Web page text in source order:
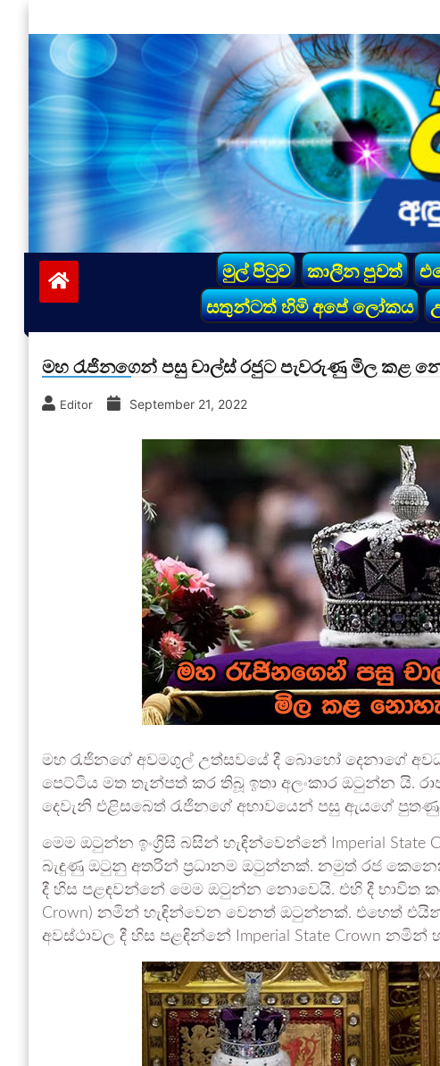
to
content
vinivida.lk
මුල් පිටුව කාලීන පුවත්
සතුන්ටත් හිමි අපේ ලෝකය
මහ රැජිනගෙන් පසු චාල්ස් රජුට පැවරුණු මිල කළ
Editor September 21, 2022
මහ රැජිනගේ අවමගුල් උත්සවයේ දී බොහෝ දෙනාගේ
පෙට්ටිය මත තැන්පත් කර තිබූ ඉතා අලංකාර ඔටුන්න යි.
දෙවැනි එළිසබෙත් රැජිනගේ අභාවයෙන් පසු ඇයගේ
මෙම ඔටුන්න ඉංග්‍රිසි බසින් හැඳින්වෙන්නේ Imperial State
බැඳුණු ඔටුනු අතරින් ප්‍රධානම ඔටුන්නක්. නමුත් රජ
දී හිස පළඳවන්නේ මෙම ඔටුන්න නොවෙයි. එහි දී භාවිත
Crown) නමින් හැඳින්වෙන වෙනත් ඔටුන්නක්. එහෙත්
අවස්ථාවල දී හිස පළඳින්නේ Imperial State Crown